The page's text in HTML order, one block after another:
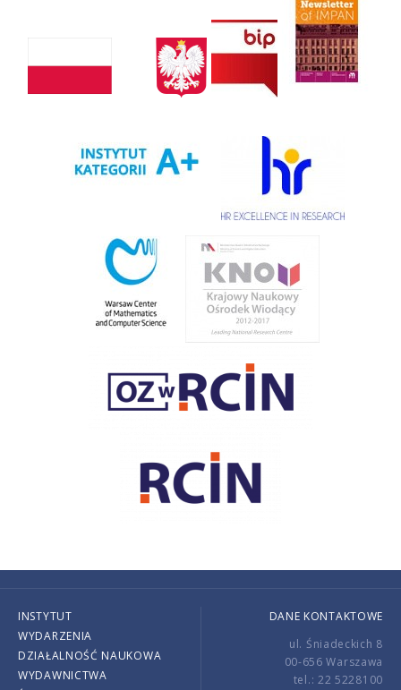
INSTYTUT
WYDARZENIA
DZIAŁALNOŚĆ NAUKOWA
WYDAWNICTWA
DANE KONTAKTOWE
ul. Śniadeckich 8
00-656 Warszawa
tel.: 22 5228100